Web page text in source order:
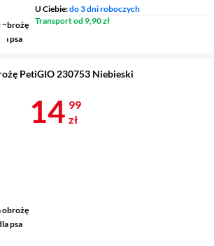
obrożę
psa
U Ciebie:do 3 dni roboczych
Transport od 9,90 zł
PetiGIO 230753 Niebieski
obrożę
psa
Cena 14,99
14 99
zł